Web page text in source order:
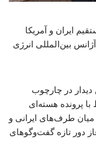
ایران و آمریکا
بین‌المللی انرژی
در چارچوب
با پرونده هسته‌ای
میان طرف‌های ایرانی و
دور تازه گفت‌وگوهای